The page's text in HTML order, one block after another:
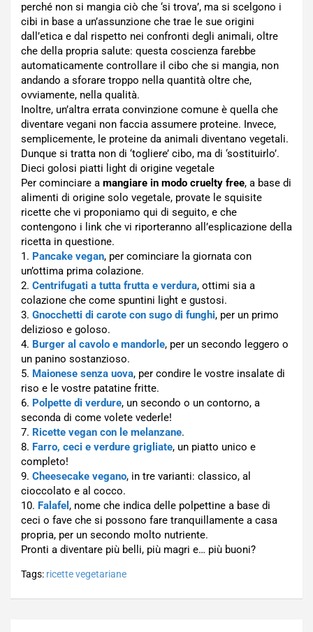
perché non si mangia ciò che ‘si trova’, ma si scelgono i
cibi in base a un’assunzione che trae le sue origini
dall’etica e dal rispetto nei confronti degli animali, oltre
che della propria salute: questa coscienza farebbe
automaticamente controllare il cibo che si mangia, non
andando a sforare troppo nella quantità oltre che,
ovviamente, nella qualità.
Inoltre, un’altra errata convinzione comune è quella che
diventare vegani non faccia assumere proteine. Invece,
semplicemente, le proteine da animali diventano vegetali.
Dunque si tratta non di ‘togliere’ cibo, ma di ‘sostituirlo’.
Dieci golosi piatti light di origine vegetale
Per cominciare a mangiare in modo cruelty free, a base di
alimenti di origine solo vegetale, provate le squisite
ricette che vi proponiamo qui di seguito, e che
contengono i link che vi riporteranno all’esplicazione della
ricetta in questione.
1. Pancake vegan, per cominciare la giornata con
un’ottima prima colazione.
2. Centrifugati a tutta frutta e verdura, ottimi sia a
colazione che come spuntini light e gustosi.
3. Gnocchetti di carote con sugo di funghi, per un primo
delizioso e goloso.
4. Burger al cavolo e mandorle, per un secondo leggero o
un panino sostanzioso.
5. Maionese senza uova, per condire le vostre insalate di
riso e le vostre patatine fritte.
6. Polpette di verdure, un secondo o un contorno, a
seconda di come volete vederle!
7. Ricette vegan con le melanzane.
8. Farro, ceci e verdure grigliate, un piatto unico e
completo!
9. Cheesecake vegano, in tre varianti: classico, al
cioccolato e al cocco.
10. Falafel , nome che indica delle polpettine a base di
ceci o fave che si possono fare tranquillamente a casa
propria, per un secondo molto nutriente.
Pronti a diventare più belli, più magri e… più buoni?
Tags: ricette vegetariane